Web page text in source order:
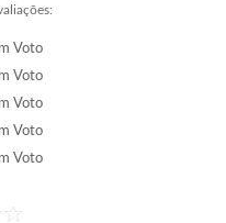
Voto
Voto
Voto
Voto
Voto